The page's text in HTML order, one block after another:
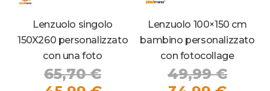
Lenzuolo singolo
150X260 personalizzato
con una foto
65,70€Il
Lenzuolo 100×150 cm
bambino personalizzato
con fotocollage
49,99€Il